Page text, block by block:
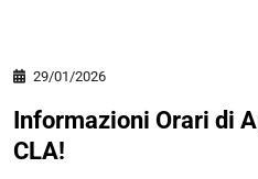
29/01/2026
Informazioni Orari di
CLA!